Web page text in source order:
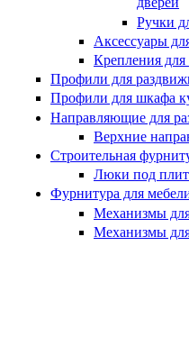
Ручки
Аксессуары
Крепления
Профили для
Профили для шкафа
Направляющие для
Верхние
Строительная
Люки под
Фурнитура для
Механизмы
Механизмы